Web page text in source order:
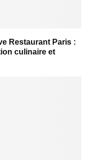
Restaurant Paris :
culinaire et